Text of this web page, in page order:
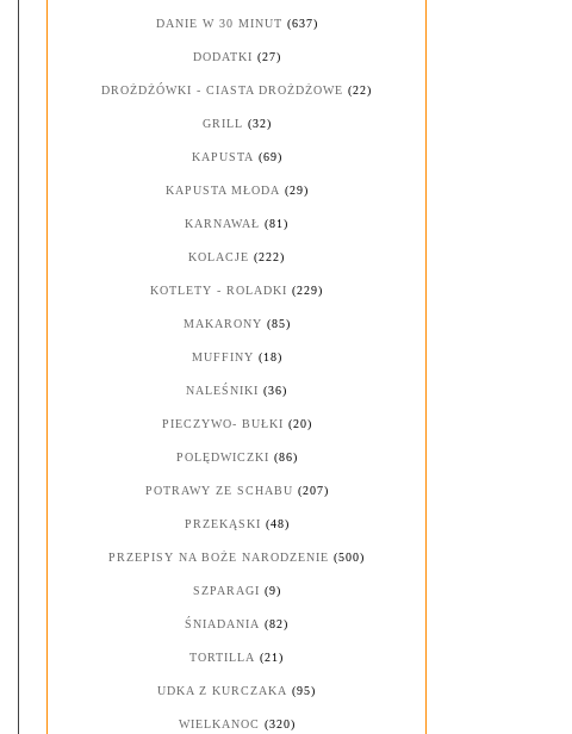
DANIE W 30 MINUT (637)
DODATKI (27)
DROŻDŻÓWKI - CIASTA DROŻDŻOWE (22)
GRILL (32)
KAPUSTA (69)
KAPUSTA MŁODA (29)
KARNAWAŁ (81)
KOLACJE (222)
KOTLETY - ROLADKI (229)
MAKARONY (85)
MUFFINY (18)
NALEŚNIKI (36)
PIECZYWO- BUŁKI (20)
POLĘDWICZKI (86)
POTRAWY ZE SCHABU (207)
PRZEKĄSKI (48)
PRZEPISY NA BOŻE NARODZENIE (500)
SZPARAGI (9)
ŚNIADANIA (82)
TORTILLA (21)
UDKA Z KURCZAKA (95)
WIELKANOC (320)